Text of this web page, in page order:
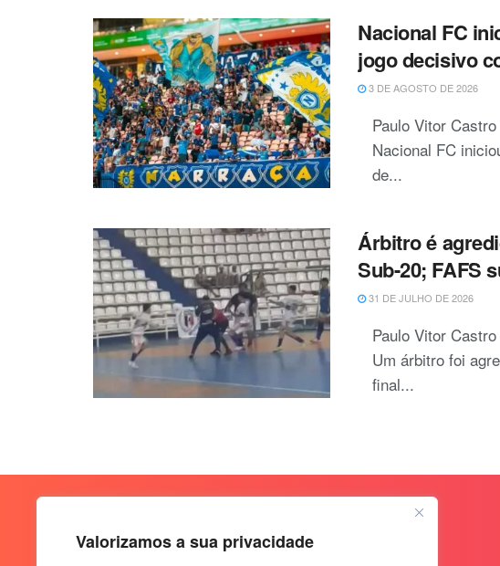
Valorizamos a sua privacidade
Nacional FC
jogo decisivo
3 DE AGOSTO DE 2026
Paulo Vitor
Nacional FC
de...
Árbitro é
Sub-20; FAFS
31 DE JULHO DE 2026
Paulo Vitor
Um árbitro foi
final...